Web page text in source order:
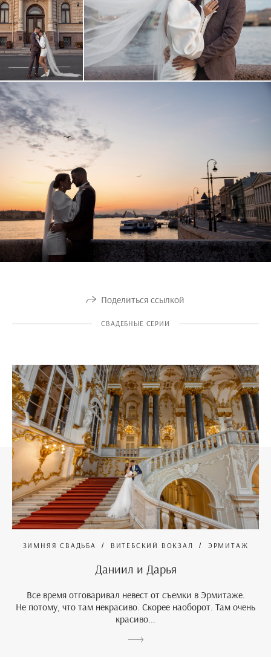
Поделиться ссылкой
СВАДЕБНЫЕ СЕРИИ
ЗИМНЯЯ СВАДЬБА ВИТЕБСКИЙ ВОКЗАЛ ЭРМИТАЖ
Даниил и Дарья
Все время отговаривал невест от съемки в Эрмитаже.
Не потому, что там некрасиво. Скорее наоборот. Там очень
красиво...